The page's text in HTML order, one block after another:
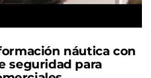
náutica con
seguridad para